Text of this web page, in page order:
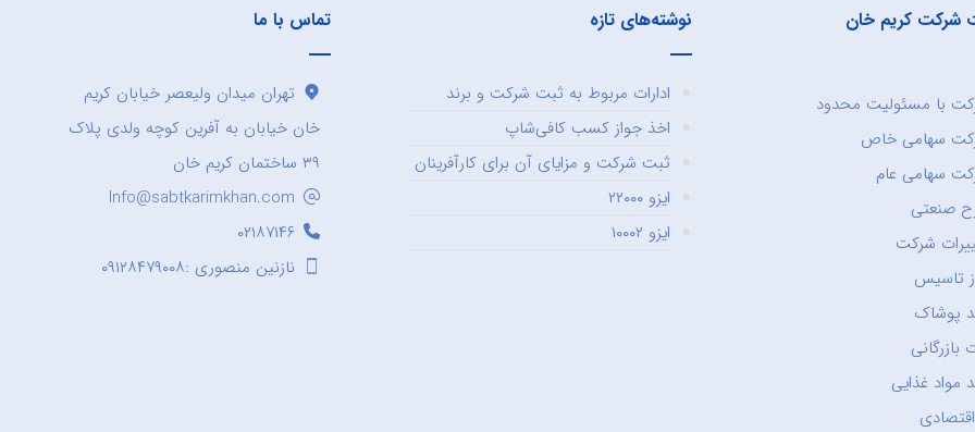
شرکت کریم خان
با مسئولیت محدود
سهامی خاص
سهامی عام
صنعتی
شرکت
تاسیس
پوشاک
بازرگانی
مواد غذایی
نوشته‌های تازه
ادارات مربوط به ثبت شرکت و برند
اخذ جواز کسب کافی‌شاپ
ثبت شرکت و مزایای آن برای کارآفرینان
ایزو ۲۲۰۰۰
ایزو ۱۰۰۰۲
تماس با ما
تهران میدان ولیعصر خیابان کریم
خان خیابان به آفرین کوچه ولدی پلاک
۳۹ ساختمان کریم خان
Info@sabtkarimkhan.com
۰۲۱۸۷۱۴۶
نازنین منصوری :۰۹۱۲۸۴۷۹۰۰۸